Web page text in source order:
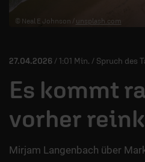
DEINE APP
MITMACHEN
ÜBER UNS
© Neal E Johnson / unsplash.com
27.04.2026 / 1:01 Min. / Spruch des
Es kommt
vorher
Mirjam Langenbach über